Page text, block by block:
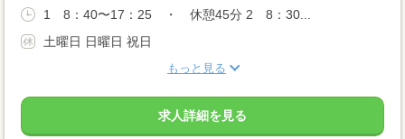
1 8：40〜17：25 ・ 休憩45分 2 8：30...
土曜日 日曜日 祝日
もっと見る
求人詳細を見る